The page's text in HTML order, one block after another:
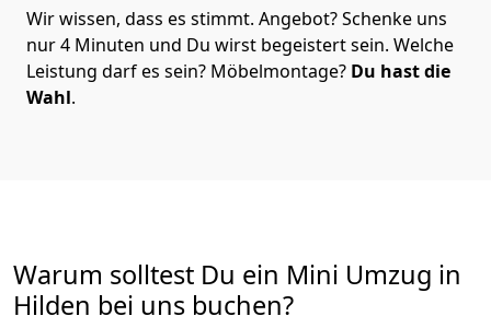
Wir wissen, dass es stimmt. Angebot? Schenke uns
nur 4 Minuten und Du wirst begeistert sein. Welche
Leistung darf es sein? Möbelmontage? Du hast die
Wahl.
Warum solltest Du ein Mini Umzug in
Hilden bei uns buchen?